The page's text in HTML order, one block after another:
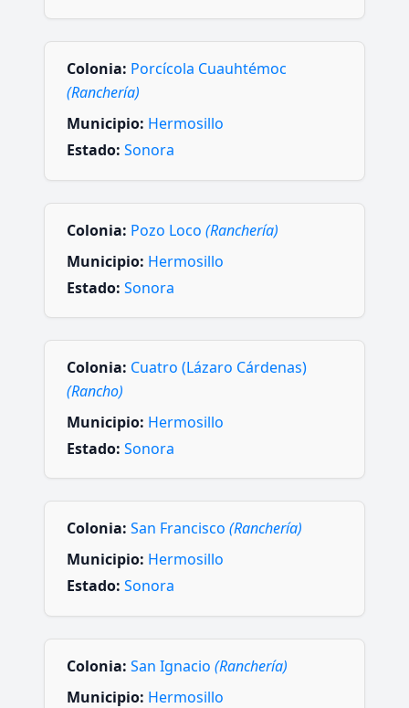
Colonia: Porcícola Cuauhtémoc
(Ranchería)
Municipio: Hermosillo
Estado: Sonora
Colonia: Pozo Loco (Ranchería)
Municipio: Hermosillo
Estado: Sonora
Colonia: Cuatro (Lázaro Cárdenas)
(Rancho)
Municipio: Hermosillo
Estado: Sonora
Colonia: San Francisco (Ranchería)
Municipio: Hermosillo
Estado: Sonora
Colonia: San Ignacio (Ranchería)
Municipio: Hermosillo